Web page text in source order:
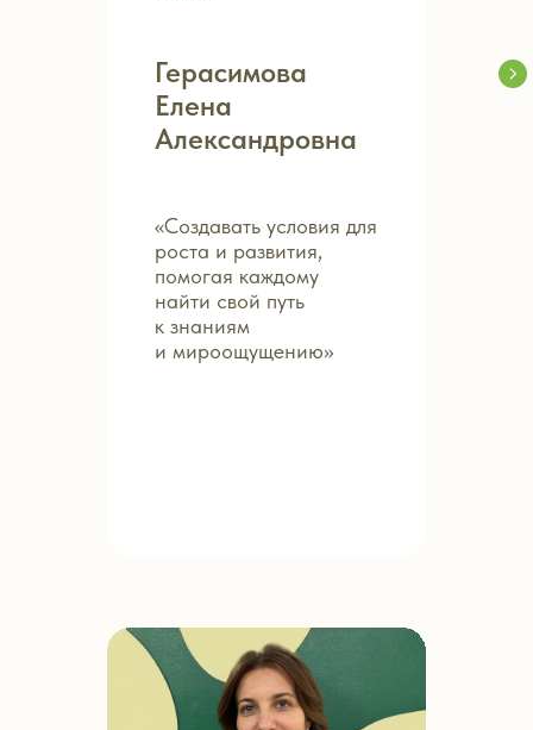
Герасимова
Елена
Александровна
«Создавать условия для
роста и развития,
помогая каждому
найти свой путь
к знаниям
и мироощущению»